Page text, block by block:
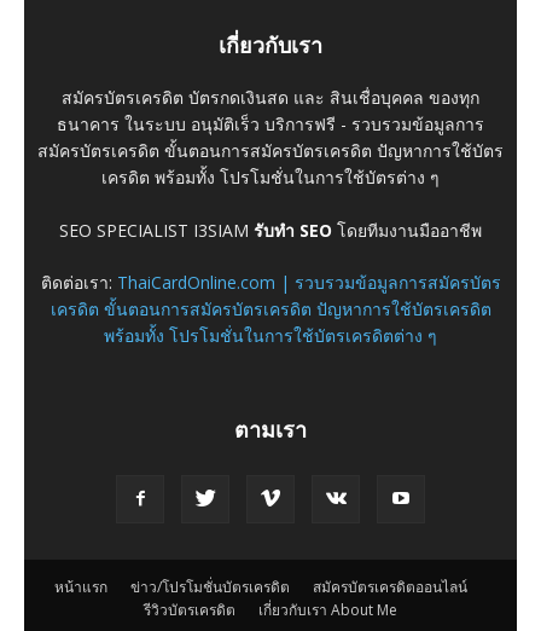
เกี่ยวกับเรา
สมัครบัตรเครดิต บัตรกดเงินสด และ สินเชื่อบุคคล ของทุก
ธนาคาร ในระบบ อนุมัติเร็ว บริการฟรี - รวบรวมข้อมูลการ
สมัครบัตรเครดิต ขั้นตอนการสมัครบัตรเครดิต ปัญหาการใช้บัตร
เครดิต พร้อมทั้ง โปรโมชั่นในการใช้บัตรต่าง ๆ
SEO SPECIALIST I3SIAM รับทำ SEO โดยทีมงานมืออาชีพ
ติดต่อเรา: ThaiCardOnline.com | รวบรวมข้อมูลการสมัครบัตร
เครดิต ขั้นตอนการสมัครบัตรเครดิต ปัญหาการใช้บัตรเครดิต
พร้อมทั้ง โปรโมชั่นในการใช้บัตรเครดิตต่าง ๆ
ตามเรา
หน้าแรก ข่าว/โปรโมชั่นบัตรเครดิต
สมัครบัตรเครดิตออนไลน์
รีวิวบัตรเครดิต
เกี่ยวกับเรา About Me